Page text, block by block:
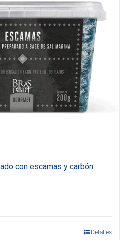
con escamas y carbón
Detalles